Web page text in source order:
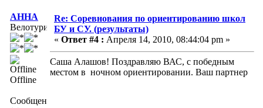
АННА
Велотурист
Offline
Сообщений:
Re: Соревнования по ориентированию школ
БУ и СУ. (результаты)
« Ответ #4 : Апреля 14, 2010, 08:44:04 pm »
Саша Алашов! Поздравляю ВАС, с победным
местом в ночном ориентировании. Ваш партнер